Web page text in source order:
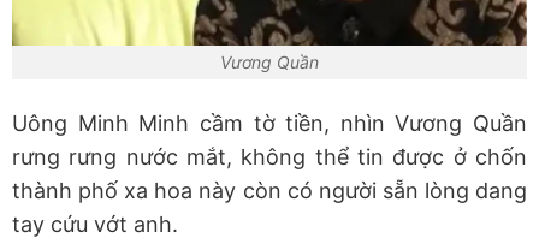
Vương Quần
Uông Minh Minh cầm tờ tiền, nhìn Vương Quần
rưng rưng nước mắt, không thể tin được ở chốn
thành phố xa hoa này còn có người sẵn lòng dang
tay cứu vớt anh.